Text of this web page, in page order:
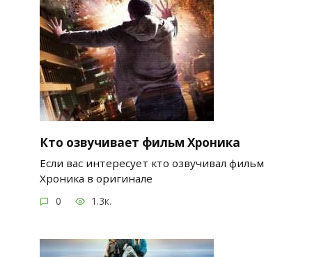
Кто озвучивает фильм Хроника
Если вас интересует кто озвучивал фильм
Хроника в оригинале
0 1.3к.